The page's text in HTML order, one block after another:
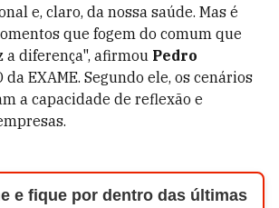
e, claro, da nossa saúde. Mas é
que fogem do comum que
a diferença", afirmou Pedro
da EXAME. Segundo ele, os cenários
a capacidade de reflexão e
e fique por dentro das últimas